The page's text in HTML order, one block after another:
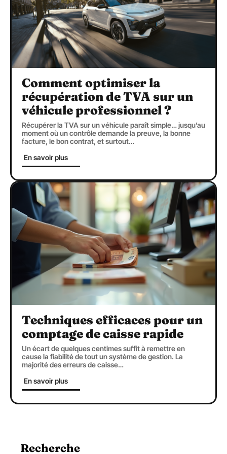
Comment optimiser la
récupération de TVA sur un
véhicule professionnel ?
Récupérer la TVA sur un véhicule paraît simple… jusqu’au
moment où un contrôle demande la preuve, la bonne
facture, le bon contrat, et surtout…
En savoir plus
Techniques efficaces pour un
comptage de caisse rapide
Un écart de quelques centimes suffit à remettre en
cause la fiabilité de tout un système de gestion. La
majorité des erreurs de caisse…
En savoir plus
Recherche